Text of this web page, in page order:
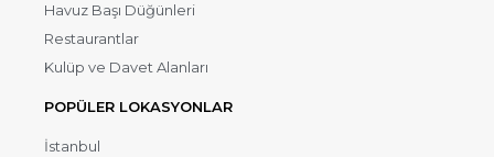
Havuz Başı Düğünleri
Restaurantlar
Kulüp ve Davet Alanları
POPÜLER LOKASYONLAR
İstanbul